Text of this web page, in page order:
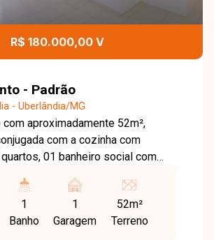
R$ 180.000,00 V
- Padrão
- Uberlândia/MG
aproximadamente 52m²,
com a cozinha com
01 banheiro social com
mesmo uma visita e venha
todos os detalhes
imóvel. Estamos à disposição
1
Banho
1
Garagem
52m²
Terreno